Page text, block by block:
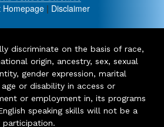
Homepage| Disclaimer
discriminate on the basis of race,
origin, ancestry, sex, sexual
gender expression, marital
or disability in access or
or employment in, its programs
speaking skills will not be a
participation.